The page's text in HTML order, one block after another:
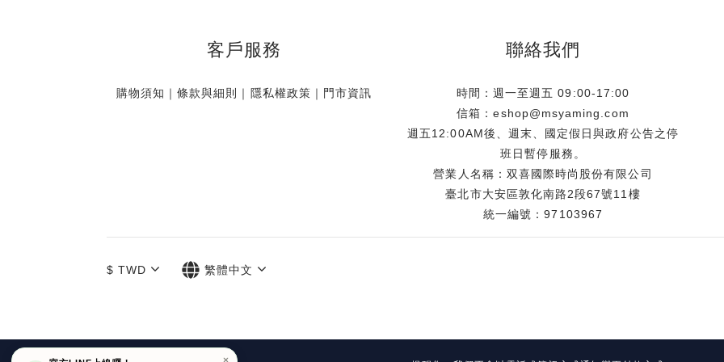
客戶服務
購物須知 ｜條款與細則 ｜ 隱私權政策 ｜ 門市資訊
聯絡我們
時間：週一至週五 09:00-17:00
信箱：eshop@msyaming.com
週五12:00AM後、週末、國定假日與政府公告之停
班日暫停服務。
營業人名稱：双喜國際時尚股份有限公司
臺北市大安區敦化南路2段67號11樓
統一編號：97103967
$ TWD 繁體中文